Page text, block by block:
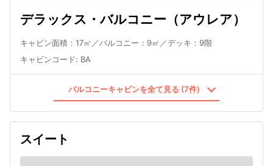
デラックス・バルコニー（アウレア）
キャビン面積：17㎡／バルコニー：9㎡／デッキ：9階
キャビンコード: BA
バルコニーキャビンを全て見る (7件)
スイート